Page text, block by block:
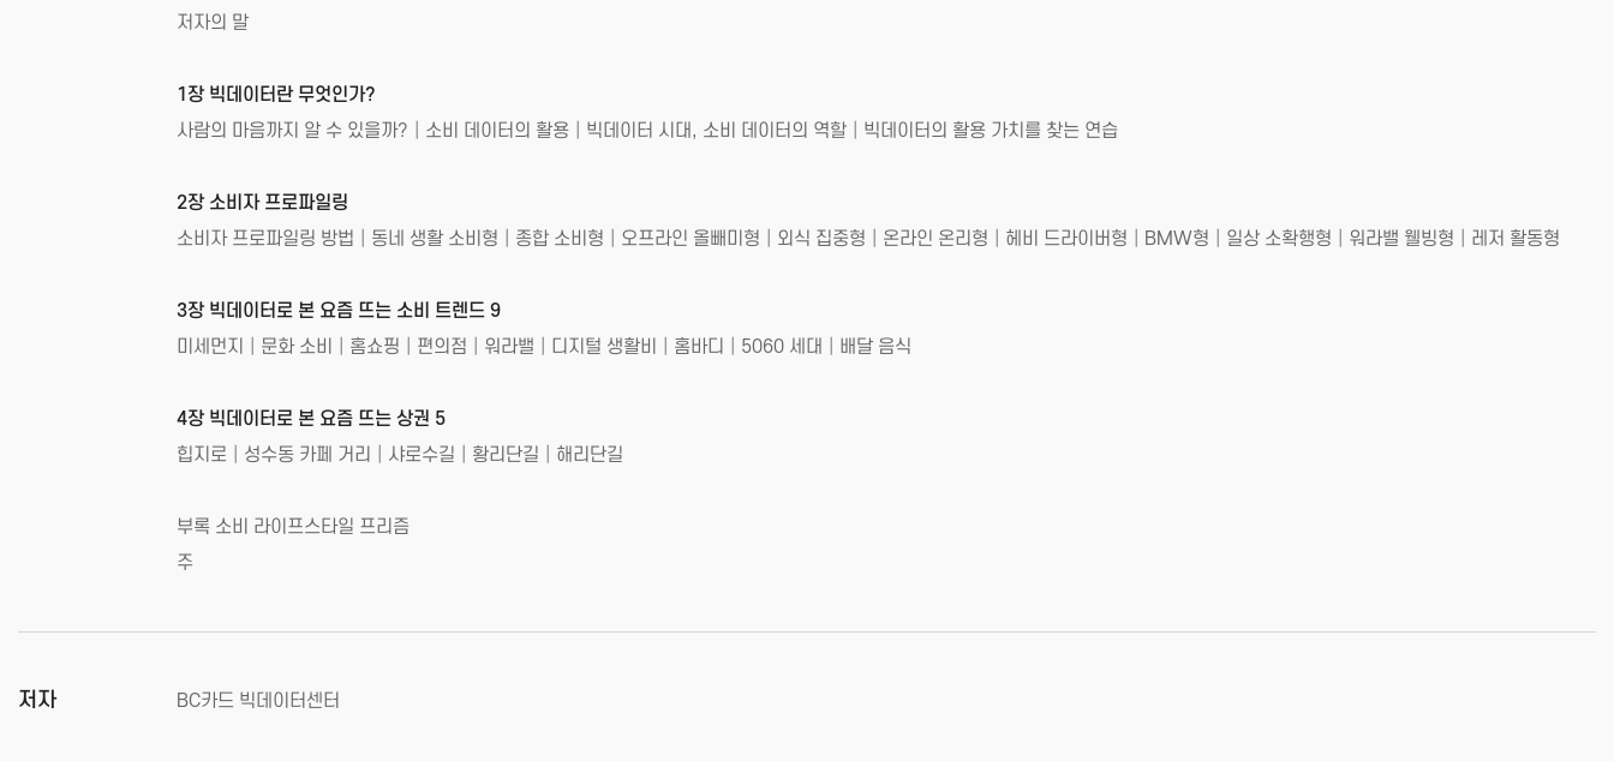
저자의 말
1장 빅데이터란 무엇인가?
사람의 마음까지 알 수 있을까?│소비 데이터의 활용│빅데이터 시대, 소비 데이터의 역할│빅데이터의 활용 가치를 찾는 연습
2장 소비자 프로파일링
소비자 프로파일링 방법│동네 생활 소비형│종합 소비형│오프라인 올빼미형│외식 집중형│온라인 온리형│헤비 드라이버형│BMW형│일상 소확행형│워라밸 웰빙형│레저 활동형
3장 빅데이터로 본 요즘 뜨는 소비 트렌드 9
미세먼지│문화 소비│홈쇼핑│편의점│워라밸│디지털 생활비│홈바디│5060 세대│배달 음식
4장 빅데이터로 본 요즘 뜨는 상권 5
힙지로│성수동 카페 거리│샤로수길│황리단길│해리단길
부록 소비 라이프스타일 프리즘
주
저자 BC카드 빅데이터센터